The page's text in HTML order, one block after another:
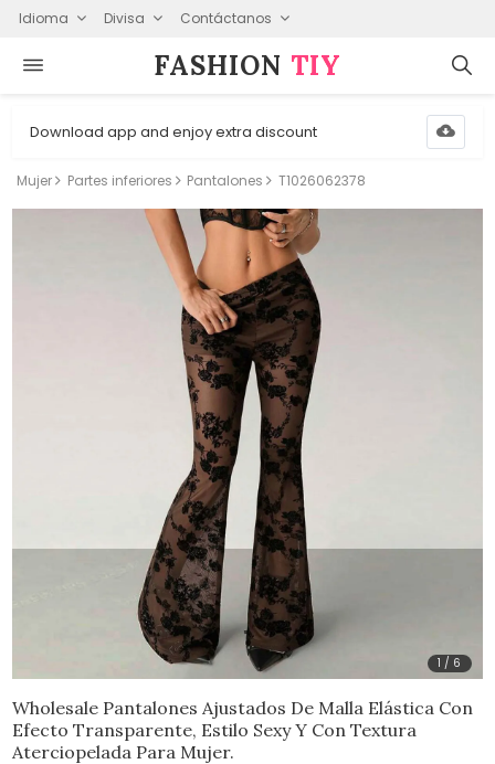
Idioma Divisa Contáctanos
FASHION⁠ TIY
Download app and enjoy extra discount
Mujer Partes inferiores Pantalones T1026062378
1 / 6
Wholesale Pantalones Ajustados De Malla Elástica Con
Efecto Transparente, Estilo Sexy Y Con Textura
Aterciopelada Para Mujer.